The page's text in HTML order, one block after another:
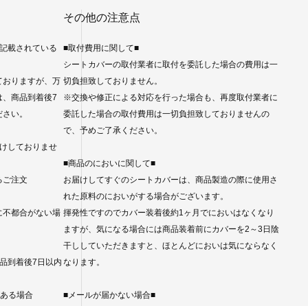
載されている
おりますが、万
商品到着後7
い。
しておりませ
ご注文
不都合がない場
到着後7日以内
る場合
その他の注意点
■取付費用に関して■
シートカバーの取付業者に取付を委託した場合の費用は一
切負担致しておりません。
※交換や修正による対応を行った場合も、再度取付業者に
委託した場合の取付費用は一切負担致しておりませんの
で、予めご了承ください。
■商品のにおいに関して■
お届けしてすぐのシートカバーは、商品製造の際に使用さ
れた原料のにおいがする場合がございます。
揮発性ですのでカバー装着後約1ヶ月でにおいはなくなり
ますが、気になる場合には商品装着前にカバーを2～3日陰
干ししていただきますと、ほとんどにおいは気にならなく
なります。
■メールが届かない場合■